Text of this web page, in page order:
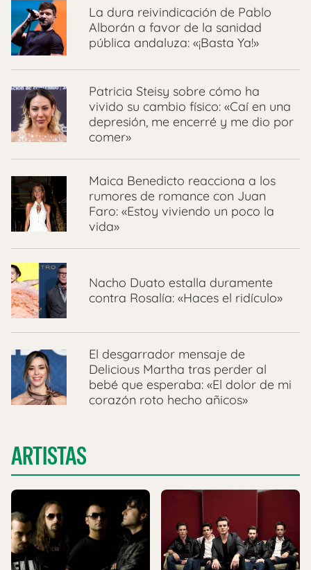
La dura reivindicación de Pablo
Alborán a favor de la sanidad
pública andaluza: «¡Basta Ya!»
Patricia Steisy sobre cómo ha
vivido su cambio físico: «Caí en una
depresión, me encerré y me dio por
comer»
Maica Benedicto reacciona a los
rumores de romance con Juan
Faro: «Estoy viviendo un poco la
vida»
Nacho Duato estalla duramente
contra Rosalía: «Haces el ridículo»
El desgarrador mensaje de
Delicious Martha tras perder al
bebé que esperaba: «El dolor de mi
corazón roto hecho añicos»
ARTISTAS